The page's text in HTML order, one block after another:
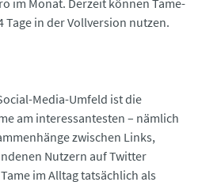
im Monat. Derzeit können Tame-
Tage in der Vollversion nutzen.
Media-Umfeld ist die
am interessantesten – nämlich
zwischen Links,
Nutzern auf Twitter
im Alltag tatsächlich als